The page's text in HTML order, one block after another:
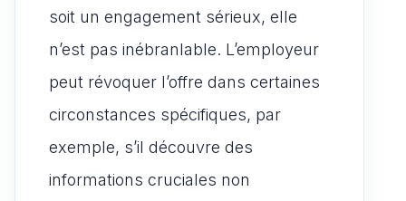
soit un engagement sérieux, elle
n’est pas inébranlable. L’employeur
peut révoquer l’offre dans certaines
circonstances spécifiques, par
exemple, s’il découvre des
informations cruciales non